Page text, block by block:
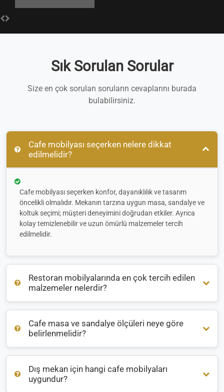
Sık Sorulan Sorular
Size en çok sorulan soruların cevaplarını burada
bulabilirsiniz.
Cafe mobilyası seçerken nelere dikkat
edilmelidir?
Cafe mobilyası seçerken konfor, dayanıklılık ve tasarım
öncelikli olmalıdır. Mekanın tarzına uygun masa, sandalye ve
koltuk seçimi; müşteri deneyimini doğrudan etkiler. Ayrıca
kolay temizlenebilir ve uzun ömürlü malzemeler tercih
edilmelidir.
Restoran mobilyalarında en çok tercih edilen
malzemeler nelerdir?
Restoran mobilyalarında genellikleahşap ,metalverattan
malzemeler öne çıkar. İç mekanlarda sıcak bir atmosfer için
ahşap, dış mekanlarda ise hava koşullarına dayanıklı
alüminyum veya rattan tercih edilir.
Cafe masa ve sandalye ölçüleri neye göre
belirlenmelidir?
Masa ve sandalye ölçüleri, mekanın büyüklüğüne ve oturma
düzenine göre belirlenir. Ortalama bir masa yüksekliği 75
Dış mekan için hangi cafe mobilyaları
uygundur?